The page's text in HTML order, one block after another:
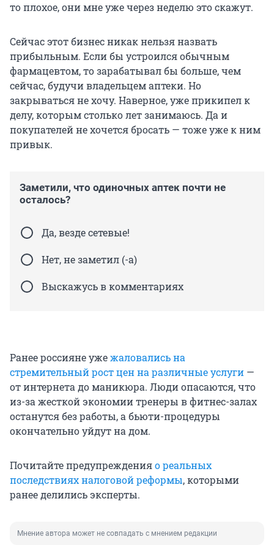
то плохое, они мне уже через неделю это скажут.
Сейчас этот бизнес никак нельзя назвать
прибыльным. Если бы устроился обычным
фармацевтом, то зарабатывал бы больше, чем
сейчас, будучи владельцем аптеки. Но
закрываться не хочу. Наверное, уже прикипел к
делу, которым столько лет занимаюсь. Да и
покупателей не хочется бросать — тоже уже к ним
привык.
Заметили, что одиночных аптек почти не
осталось?
Да, везде сетевые!
Нет, не заметил (-а)
Выскажусь в комментариях
Ранее россияне ужежаловались на
стремительный рост цен на различные услуги —
от интернета до маникюра. Люди опасаются, что
из-за жесткой экономии тренеры в фитнес-залах
останутся без работы, а бьюти-процедуры
окончательно уйдут на дом.
Почитайте предупрежденияо реальных
последствиях налоговой реформы, которыми
ранее делились эксперты.
Мнение автора может не совпадать с мнением редакции